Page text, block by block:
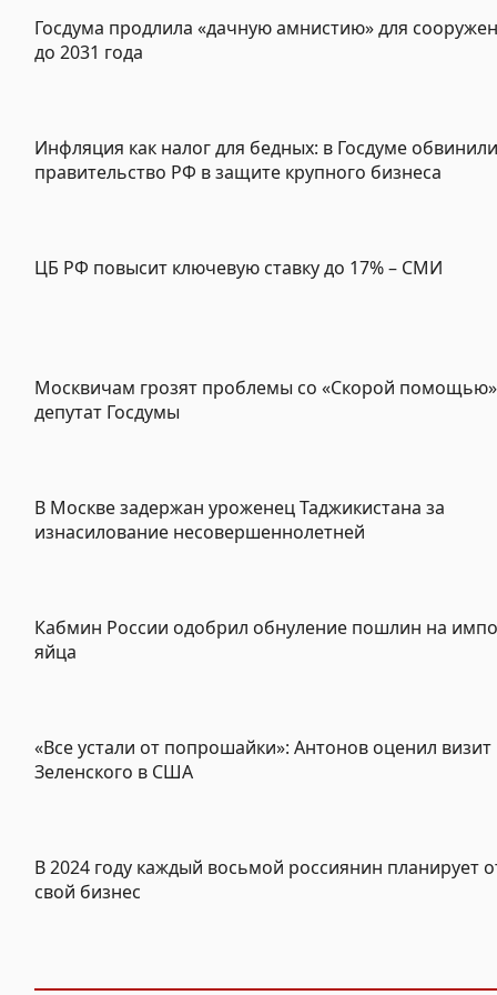
Госдума продлила «дачную амнистию» для
до 2031 года
Инфляция как налог для бедных: в Госдуме обвинили
правительство РФ в защите крупного бизнеса
ЦБ РФ повысит ключевую ставку до 17% – СМИ
Москвичам грозят проблемы со «Скорой
депутат Госдумы
В Москве задержан уроженец Таджикистана за
изнасилование несовершеннолетней
Кабмин России одобрил обнуление пошлин на
яйца
«Все устали от попрошайки»: Антонов оценил визит
Зеленского в США
В 2024 году каждый восьмой россиянин планирует
свой бизнес